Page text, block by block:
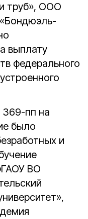
труб», ООО
выплату
федерального
пп на
было
и
ВО